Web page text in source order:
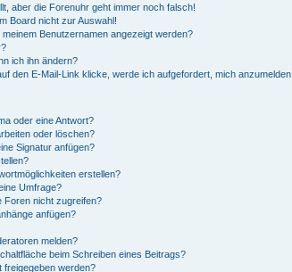
aber die Forenuhr geht immer noch falsch!
Board nicht zur Auswahl!
Benutzernamen angezeigt werden?
ich ihn ändern?
den E-Mail-Link klicke, werde ich aufgefordert, mich anzumelden.
oder eine Antwort?
oder löschen?
Signatur anfügen?
erstellen?
Umfrage?
Foren nicht zugreifen?
anfügen?
melden?
beim Schreiben eines Beitrags?
freigegeben werden?